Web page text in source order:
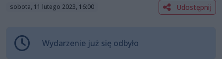
sobota, 11 lutego 2023, 16:00
Udostępnij
Wydarzenie już się odbyło